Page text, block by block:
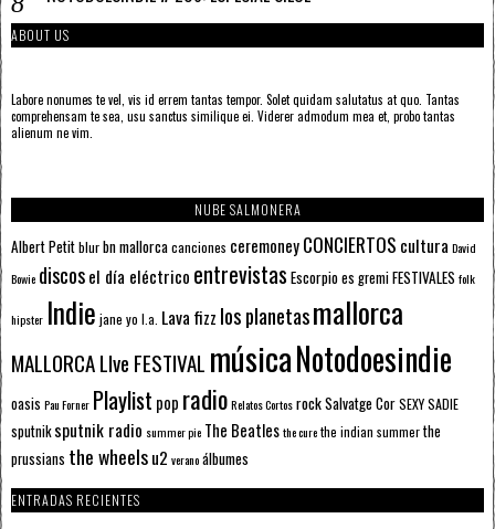
ABOUT US
Labore nonumes te vel, vis id errem tantas tempor. Solet quidam salutatus at quo. Tantas
comprehensam te sea, usu sanctus similique ei. Viderer admodum mea et, probo tantas
alienum ne vim.
NUBE SALMONERA
Albert Petitblurbn mallorcacanciones ceremoneyCONCIERTOS cultura David
Bowie discosel día eléctrico entrevistas Escorpioes gremiFESTIVALES folk
hipster Indie jane yo l.a. Lava fizz los planetasmallorca
MALLORCA LIve FESTIVAL músicaNotodoesindie
oasis Pau Forner Playlist pop radioRelatos CortosrockSalvatge CorSEXY SADIE
sputnik sputnik radio summer pie The Beatlesthe curethe indian summerthe
prussians the wheelsu2 veranoálbumes
ENTRADAS RECIENTES